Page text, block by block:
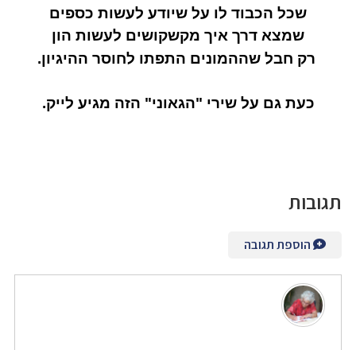
שכל הכבוד לו על שיודע לעשות כספים
שמצא דרך איך מקשקושים לעשות הון
רק חבל שההמונים התפתו לחוסר ההיגיון.
כעת גם על שירי "הגאוני" הזה מגיע לייק.
תגובות
הוספת תגובה